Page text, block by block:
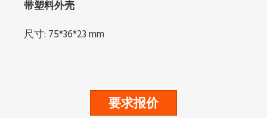
带塑料外壳
尺寸: 75*36*23 mm
要求报价